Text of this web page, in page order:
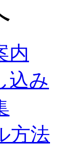
内
込み
方法